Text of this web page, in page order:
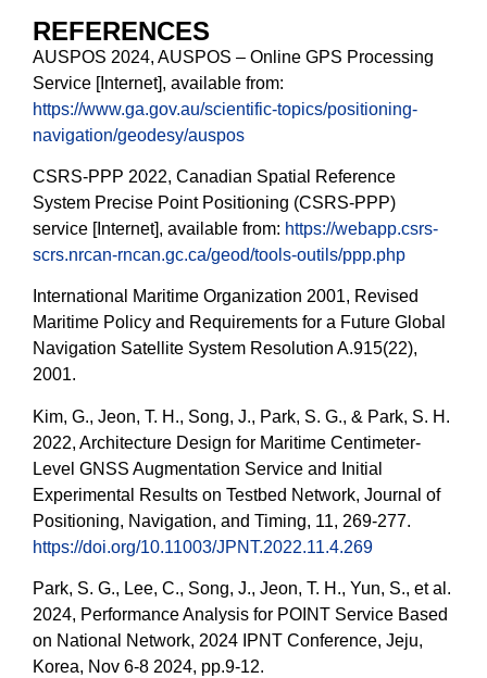
REFERENCES
AUSPOS 2024, AUSPOS – Online GPS Processing
Service [Internet], available from:
https://www.ga.gov.au/scientific-topics/positioning-
navigation/geodesy/auspos
CSRS-PPP 2022, Canadian Spatial Reference
System Precise Point Positioning (CSRS-PPP)
service [Internet], available from: https://webapp.csrs-
scrs.nrcan-rncan.gc.ca/geod/tools-outils/ppp.php
International Maritime Organization 2001, Revised
Maritime Policy and Requirements for a Future Global
Navigation Satellite System Resolution A.915(22),
2001.
Kim, G., Jeon, T. H., Song, J., Park, S. G., & Park, S. H.
2022, Architecture Design for Maritime Centimeter-
Level GNSS Augmentation Service and Initial
Experimental Results on Testbed Network, Journal of
Positioning, Navigation, and Timing, 11, 269-277.
https://doi.org/10.11003/JPNT.2022.11.4.269
Park, S. G., Lee, C., Song, J., Jeon, T. H., Yun, S., et al.
2024, Performance Analysis for POINT Service Based
on National Network, 2024 IPNT Conference, Jeju,
Korea, Nov 6-8 2024, pp.9-12.